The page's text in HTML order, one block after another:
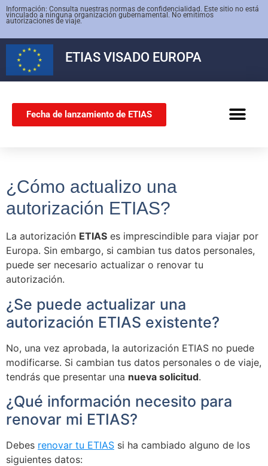
Información: Consulta nuestras normas de confidencialidad. Este sitio no está
vinculado a ninguna organización gubernamental. No emitimos
autorizaciones de viaje.
ETIASVISADO EUROPA
Fecha de lanzamiento de ETIAS
¿Cómo actualizo una
autorización ETIAS?
La autorización ETIAS es imprescindible para viajar por
Europa. Sin embargo, si cambian tus datos personales,
puede ser necesario actualizar o renovar tu
autorización.
¿Se puede actualizar una
autorización ETIAS existente?
No, una vez aprobada, la autorización ETIAS no puede
modificarse. Si cambian tus datos personales o de viaje,
tendrás que presentar una nueva solicitud.
¿Qué información necesito para
renovar mi ETIAS?
Debes renovar tu ETIAS si ha cambiado alguno de los
siguientes datos: